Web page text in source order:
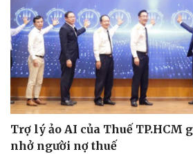
Văn hóa
Sân khấu - Điện ảnh
Văn học
Âm nhạc
Di sản
Giải
Thời
Sao
Trợ lý ảo AI của Thuế TP.HCM
nhở người nợ thuế